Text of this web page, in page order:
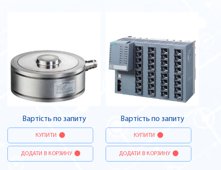
Вартість по запиту
КУПИТИ
ДОДАТИ В КОРЗИНУ
Вартість по запиту
КУПИТИ
ДОДАТИ В КОРЗИНУ